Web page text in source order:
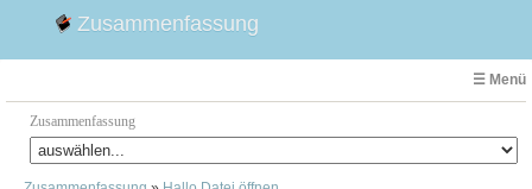
Zusammenfassung
☰ Menü
Zusammenfassung